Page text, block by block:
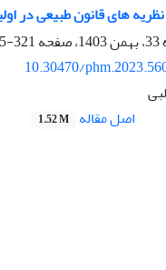
نظریه های قانون طبیعی در
321-355
10.30470/
اصل مقاله 1.52 M